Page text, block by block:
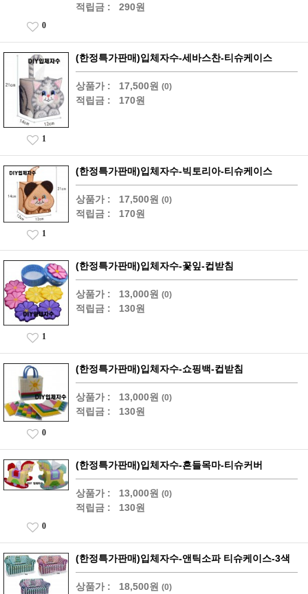
적립금 : 290원
0
(한정특가판매)입체자수-세바스찬-티슈케이스
상품가 : 17,500원 (0)
적립금 : 170원
1
(한정특가판매)입체자수-빅토리아-티슈케이스
상품가 : 17,500원 (0)
적립금 : 170원
1
(한정특가판매)입체자수-꽃잎-컵받침
상품가 : 13,000원 (0)
적립금 : 130원
1
(한정특가판매)입체자수-쇼핑백-컵받침
상품가 : 13,000원 (0)
적립금 : 130원
0
(한정특가판매)입체자수-흔들목마-티슈커버
상품가 : 13,000원 (0)
적립금 : 130원
0
(한정특가판매)입체자수-앤틱소파 티슈케이스-3색
상품가 : 18,500원 (0)